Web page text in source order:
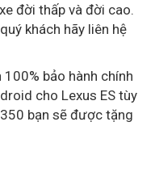
đời thấp và đời cao.
khách hãy liên hệ
bảo hành chính
cho Lexus ES tùy
bạn sẽ được tặng